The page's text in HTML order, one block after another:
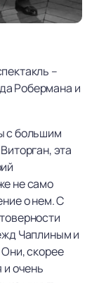
–
Робермана и
с большим
эта
не само
о нем. С
Чаплиным и
скорее
очень